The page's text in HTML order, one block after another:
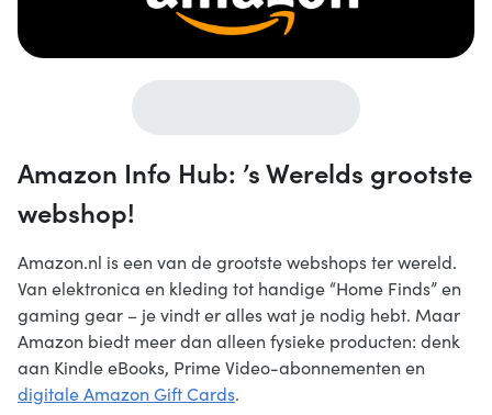
Amazon Info Hub: ’s Werelds grootste
webshop!
Amazon.nl is een van de grootste webshops ter wereld.
Van elektronica en kleding tot handige “Home Finds” en
gaming gear – je vindt er alles wat je nodig hebt. Maar
Amazon biedt meer dan alleen fysieke producten: denk
aan Kindle eBooks, Prime Video-abonnementen en
digitale Amazon Gift Cards.